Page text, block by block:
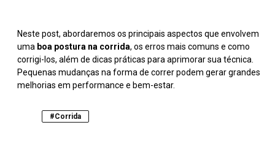
Neste post, abordaremos os principais aspectos que envolvem
uma boa postura na corrida, os erros mais comuns e como
corrigi-los, além de dicas práticas para aprimorar sua técnica.
Pequenas mudanças na forma de correr podem gerar grandes
melhorias em performance e bem-estar.
#Corrida